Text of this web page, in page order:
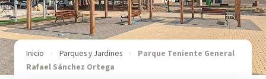
Inicio › Parques y Jardines ›
Parque Teniente General
Rafael Sánchez Ortega